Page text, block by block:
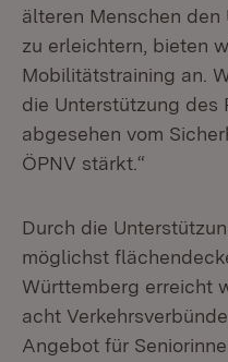
älteren Menschen den
zu erleichtern, bieten
Mobilitätstraining an.
die Unterstützung des
abgesehen vom
ÖPNV stärkt.“
Durch die
möglichst
Württemberg erreicht
acht
Angebot für